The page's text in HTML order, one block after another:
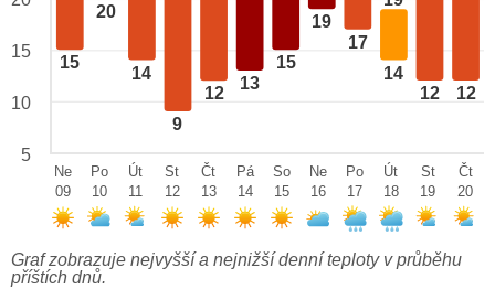
15
20
14
9
12
13
15
19
17
14
12 12
15
10
5
Ne
09
Po
10
Út
11
St
12
Čt
13
Pá
14
So
15
Ne
16
Po
17
Út
18
St
19
Čt
20
Graf zobrazuje nejvyšší a nejnižší denní teploty v průběhu
příštích dnů.